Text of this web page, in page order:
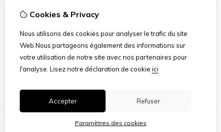
Liste de souhaits
Service client
Nous contacter
Plan du site
Cookies & Privacy
Nous utilisons des cookies pour analyser le trafic du site
Web.Nous partageons également des informations sur
votre utilisation de notre site avec nos partenaires pour
l'analyse. Lisez notre déclaration de cookie ici
Accepter Refuser
Paramètres des cookies